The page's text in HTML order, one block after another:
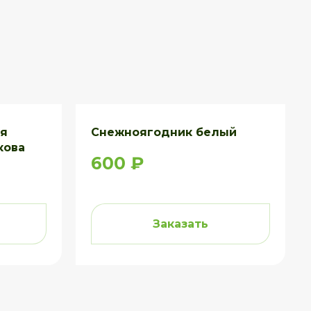
Снежноягодник белый
600 ₽
Заказать